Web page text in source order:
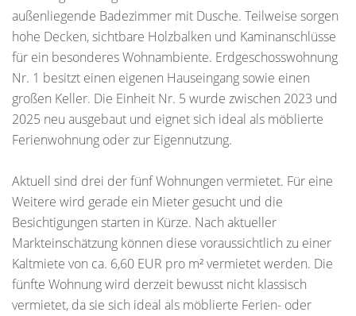
außenliegende Badezimmer mit Dusche. Teilweise sorgen
hohe Decken, sichtbare Holzbalken und Kaminanschlüsse
für ein besonderes Wohnambiente. Erdgeschosswohnung
Nr. 1 besitzt einen eigenen Hauseingang sowie einen
großen Keller. Die Einheit Nr. 5 wurde zwischen 2023 und
2025 neu ausgebaut und eignet sich ideal als möblierte
Ferienwohnung oder zur Eigennutzung.
Aktuell sind drei der fünf Wohnungen vermietet. Für eine
Weitere wird gerade ein Mieter gesucht und die
Besichtigungen starten in Kürze. Nach aktueller
Markteinschätzung können diese voraussichtlich zu einer
Kaltmiete von ca. 6,60 EUR pro m² vermietet werden. Die
fünfte Wohnung wird derzeit bewusst nicht klassisch
vermietet, da sie sich ideal als möblierte Ferien- oder